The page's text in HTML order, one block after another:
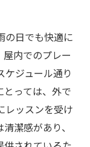
の日でも快適に
内でのプレー
ジュール通り
とっては、外で
レッスンを受け
潔感があり、